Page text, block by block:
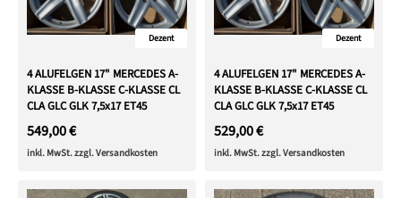
Dezent
4 ALUFELGEN 17" MERCEDES A-
KLASSE B-KLASSE C-KLASSE CL
CLA GLC GLK 7,5x17 ET45
549,00 €
inkl. MwSt. zzgl. Versandkosten
Dezent
4 ALUFELGEN 17" MERCEDES A-
KLASSE B-KLASSE C-KLASSE CL
CLA GLC GLK 7,5x17 ET45
529,00 €
inkl. MwSt. zzgl. Versandkosten